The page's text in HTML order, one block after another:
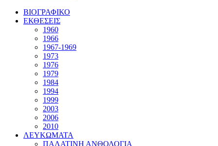
ΒΙΟΓΡΑΦΙΚΟ
ΕΚΘΕΣΕΙΣ
1960
1966
1967-1969
1973
1976
1979
1984
1994
1999
2003
2006
2010
ΛΕΥΚΩΜΑΤΑ
ΠΑΛΑΤΙΝΗ ΑΝΘΟΛΟΓΙΑ